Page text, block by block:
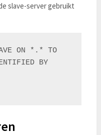
slave-server gebruikt
ON *.* TO
BY